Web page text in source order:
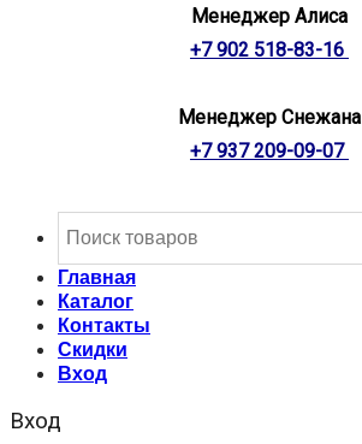
Менеджер Алиса
+7 902 518-83-16
Менеджер Снежана
+7 937 209-09-07
Главная
Каталог
Контакты
Скидки
Вход
Вход